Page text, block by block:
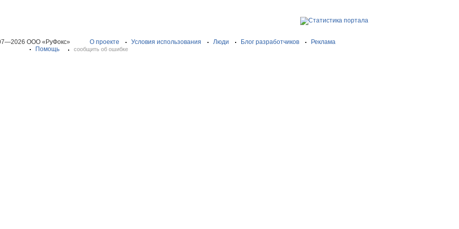
ООО «РуФокс» О проекте Условия использования Люди Блог разработчиков
Реклама
Помощь
сообщить об ошибке